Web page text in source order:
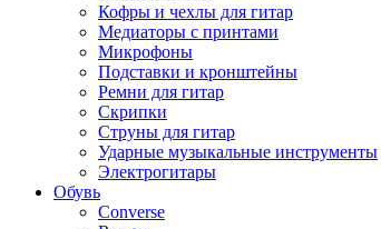
Кофры и чехлы для гитар
Медиаторы с принтами
Микрофоны
Подставки и кронштейны
Ремни для гитар
Скрипки
Струны для гитар
Ударные музыкальные инструменты
Электрогитары
Обувь
Converse